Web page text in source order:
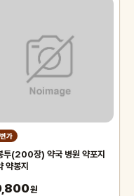
가
투(200장) 약국 병원 약포지
약봉지
원